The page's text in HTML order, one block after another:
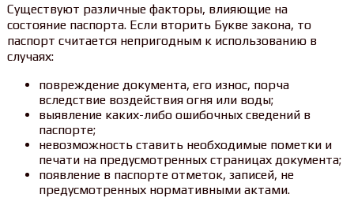
Существуют различные факторы, влияющие на
состояние паспорта. Если вторить Букве закона, то
паспорт считается непригодным к использованию в
случаях:
повреждение документа, его износ, порча
вследствие воздействия огня или воды;
выявление каких-либо ошибочных сведений в
паспорте;
невозможность ставить необходимые пометки и
печати на предусмотренных страницах документа;
появление в паспорте отметок, записей, не
предусмотренных нормативными актами.